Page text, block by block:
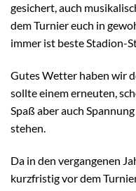
gesichert, auch
dem Turnier euch in
immer ist beste Stadion-
Gutes Wetter haben wir
sollte einem erneuten,
Spaß aber auch
stehen.
Da in den vergangenen
kurzfristig vor dem